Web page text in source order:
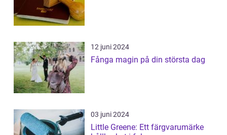
12 juni 2024
Fånga magin på din största dag
03 juni 2024
Little Greene: Ett färgvarumärke